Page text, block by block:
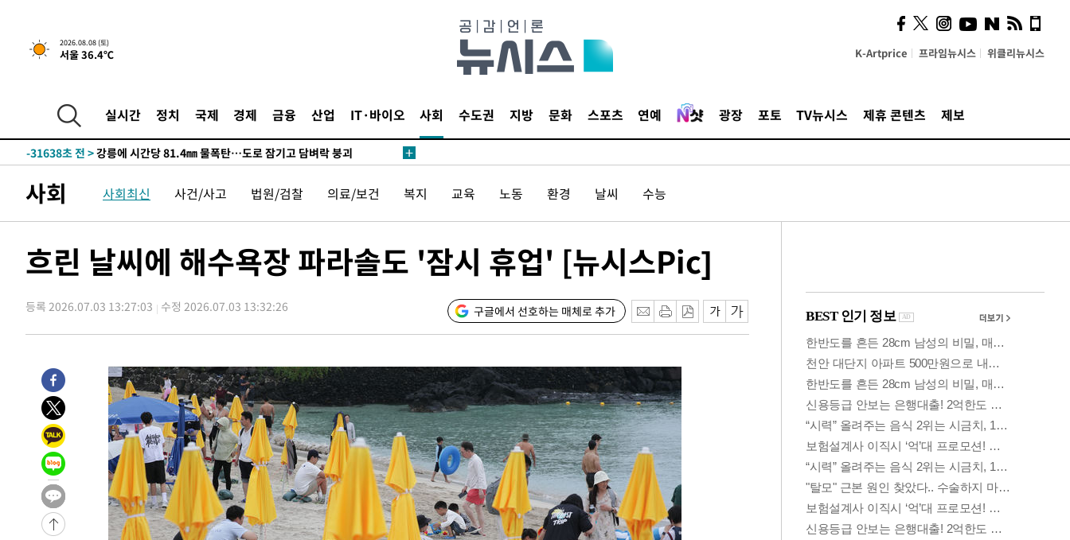
2026.08.08 (토)
서울 36.4℃ K-Artprice 프라임뉴시스 위클리뉴시스
실시간 정치 국제 경제 금융 산업 IT·바이오 사회 수도권 지방 문화 스포츠 연예 광장 포토 TV뉴시스 제휴 콘텐츠 제보
1시간 전 >[속보]뉴욕증시 상승 마감…S&P 0.6% 나스닥 1.3%↑
-31638초 전 >
-27745초 전 >백운산서 80년근 천종산삼 9뿌리 발견…감정가 1.3억원
-22989초 전 >
남자 농구, 나고야 아시안게임서 '홈팀' 일본과 한일전
-22365초 전 >여수 오동도 해상서 모터보트 전복…1명 사망·1명 실종
주 날씨]
-15610초 전 >축구협회 "압수수색·성접대 논란 사과…쇄신의 기회로 삼겠다"
송"
-2748초 전 >'최고 37도' 폭염 지속…강원동해안 최대 150㎜ 비
1시간 전 >[속보]뉴욕증시 상승 마감…S&P 0.6% 나스닥 1.3%↑
-27765초 전 >
백운산서 80년근 천종산삼 9뿌리 발견…감정가 1.3억원
-25475초 전 >
선재도서 해루질 나섰다 실종 60대, 닷새 만에 숨진 채 발견
-23009초 전 >
남자 농구, 나고야 아시안게임서 '홈팀' 일본과 한일전
-22385초 전 >
여수 오동도 해상서 모터보트 전복…1명 사망·1명 실종
-18612초 전 >
극한폭염 한풀 꺾이지만…'낮 최고 35도' 무더위, 열대야 계속[다음
주 날씨]
-15630초 전 >
축구협회 "압수수색·성접대 논란 사과…쇄신의 기회로 삼겠다"
-14147초 전 >
[속보]'압수수색·성접대 논란' 축구협회 "실망과 걱정 안겨드려 죄
송"
-2768초 전 >
'최고 37도' 폭염 지속…강원동해안 최대 150㎜ 비
사회 사회최신 사건/사고 법원/검찰 의료/보건 복지 교육 노동 환경 날씨 수능
흐린 날씨에 해수욕장 파라솔도 '잠시 휴업' [뉴시스Pic]
등록 2026.07.03 13:27:03 수정 2026.07.03 13:32:26 구글에서 선호하는 매체로 추가
사이 해답 찾았죠"…알을
깨고 나온 '초자아'